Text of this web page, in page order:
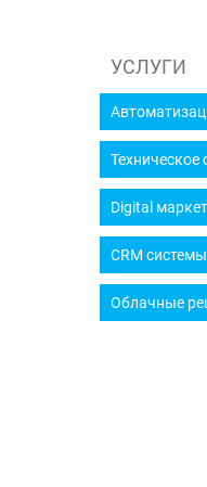
УСЛУГИ
Digital
CRM
Облачные